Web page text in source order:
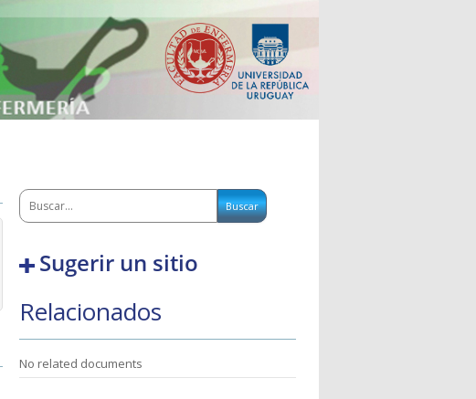
Sugerir un sitio
Relacionados
No related documents